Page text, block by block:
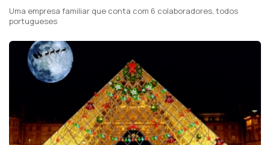
Uma empresa familiar que conta com 6 colaboradores, todos
portugueses